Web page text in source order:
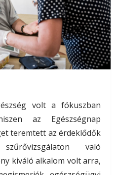
volt a fókuszban
az Egészségnap
teremtett az érdeklődők
való
kiváló alkalom volt arra,